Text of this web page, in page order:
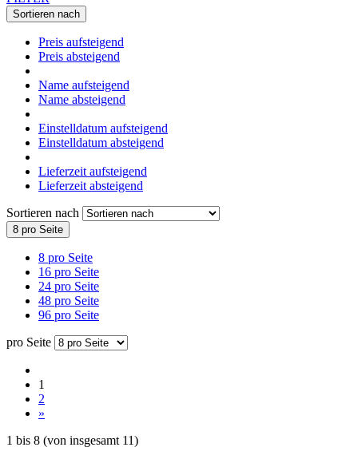
Sortieren nach
Preis aufsteigend
Preis absteigend
Name aufsteigend
Name absteigend
Einstelldatum aufsteigend
Einstelldatum absteigend
Lieferzeit aufsteigend
Lieferzeit absteigend
Sortieren nach
8 pro Seite
8 pro Seite
16 pro Seite
24 pro Seite
48 pro Seite
96 pro Seite
pro Seite
1
2
»
1 bis 8 (von insgesamt 11)